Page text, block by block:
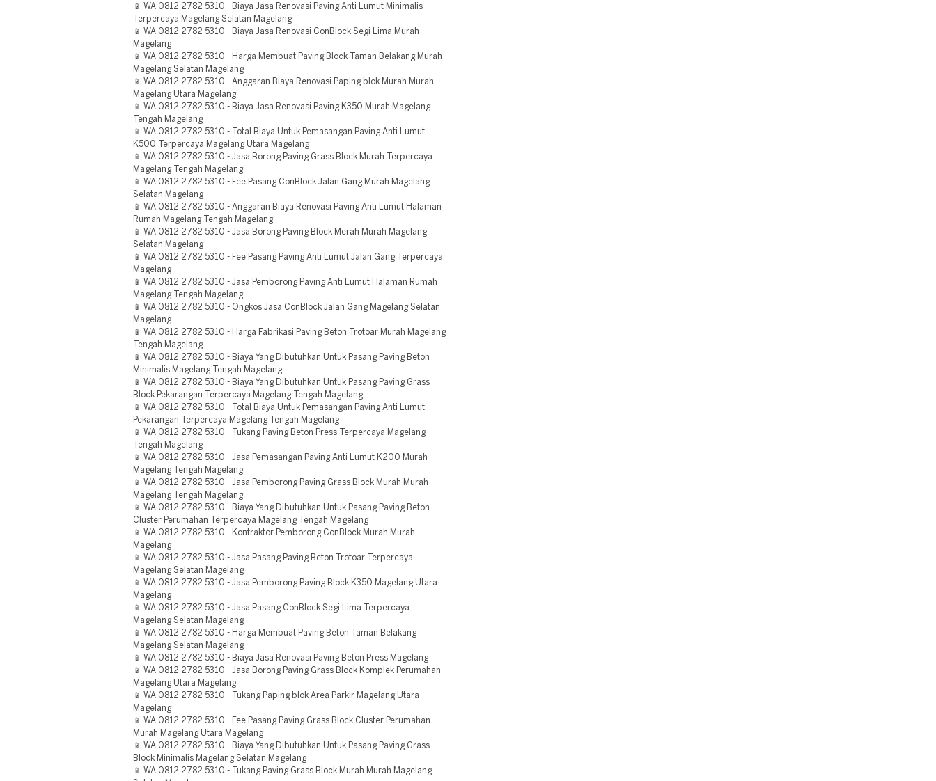
📱 WA 0812 2782 5310 - Biaya Jasa Renovasi Paving Anti Lumut Minimalis
Terpercaya Magelang Selatan Magelang
📱 WA 0812 2782 5310 - Biaya Jasa Renovasi ConBlock Segi Lima Murah
Magelang
📱 WA 0812 2782 5310 - Harga Membuat Paving Block Taman Belakang Murah
Magelang Selatan Magelang
📱 WA 0812 2782 5310 - Anggaran Biaya Renovasi Paping blok Murah Murah
Magelang Utara Magelang
📱 WA 0812 2782 5310 - Biaya Jasa Renovasi Paving K350 Murah Magelang
Tengah Magelang
📱 WA 0812 2782 5310 - Total Biaya Untuk Pemasangan Paving Anti Lumut
K500 Terpercaya Magelang Utara Magelang
📱 WA 0812 2782 5310 - Jasa Borong Paving Grass Block Murah Terpercaya
Magelang Tengah Magelang
📱 WA 0812 2782 5310 - Fee Pasang ConBlock Jalan Gang Murah Magelang
Selatan Magelang
📱 WA 0812 2782 5310 - Anggaran Biaya Renovasi Paving Anti Lumut Halaman
Rumah Magelang Tengah Magelang
📱 WA 0812 2782 5310 - Jasa Borong Paving Block Merah Murah Magelang
Selatan Magelang
📱 WA 0812 2782 5310 - Fee Pasang Paving Anti Lumut Jalan Gang Terpercaya
Magelang
📱 WA 0812 2782 5310 - Jasa Pemborong Paving Anti Lumut Halaman Rumah
Magelang Tengah Magelang
📱 WA 0812 2782 5310 - Ongkos Jasa ConBlock Jalan Gang Magelang Selatan
Magelang
📱 WA 0812 2782 5310 - Harga Fabrikasi Paving Beton Trotoar Murah Magelang
Tengah Magelang
📱 WA 0812 2782 5310 - Biaya Yang Dibutuhkan Untuk Pasang Paving Beton
Minimalis Magelang Tengah Magelang
📱 WA 0812 2782 5310 - Biaya Yang Dibutuhkan Untuk Pasang Paving Grass
Block Pekarangan Terpercaya Magelang Tengah Magelang
📱 WA 0812 2782 5310 - Total Biaya Untuk Pemasangan Paving Anti Lumut
Pekarangan Terpercaya Magelang Tengah Magelang
📱 WA 0812 2782 5310 - Tukang Paving Beton Press Terpercaya Magelang
Tengah Magelang
📱 WA 0812 2782 5310 - Jasa Pemasangan Paving Anti Lumut K200 Murah
Magelang Tengah Magelang
📱 WA 0812 2782 5310 - Jasa Pemborong Paving Grass Block Murah Murah
Magelang Tengah Magelang
📱 WA 0812 2782 5310 - Biaya Yang Dibutuhkan Untuk Pasang Paving Beton
Cluster Perumahan Terpercaya Magelang Tengah Magelang
📱 WA 0812 2782 5310 - Kontraktor Pemborong ConBlock Murah Murah
Magelang
📱 WA 0812 2782 5310 - Jasa Pasang Paving Beton Trotoar Terpercaya
Magelang Selatan Magelang
📱 WA 0812 2782 5310 - Jasa Pemborong Paving Block K350 Magelang Utara
Magelang
📱 WA 0812 2782 5310 - Jasa Pasang ConBlock Segi Lima Terpercaya
Magelang Selatan Magelang
📱 WA 0812 2782 5310 - Harga Membuat Paving Beton Taman Belakang
Magelang Selatan Magelang
📱 WA 0812 2782 5310 - Biaya Jasa Renovasi Paving Beton Press Magelang
📱 WA 0812 2782 5310 - Jasa Borong Paving Grass Block Komplek Perumahan
Magelang Utara Magelang
📱 WA 0812 2782 5310 - Tukang Paping blok Area Parkir Magelang Utara
Magelang
📱 WA 0812 2782 5310 - Fee Pasang Paving Grass Block Cluster Perumahan
Murah Magelang Utara Magelang
📱 WA 0812 2782 5310 - Biaya Yang Dibutuhkan Untuk Pasang Paving Grass
Block Minimalis Magelang Selatan Magelang
📱 WA 0812 2782 5310 - Tukang Paving Grass Block Murah Murah Magelang